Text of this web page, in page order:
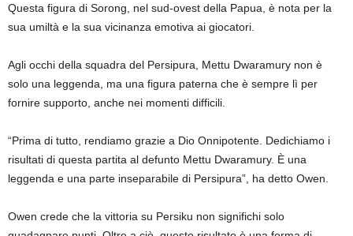
Questa figura di Sorong, nel sud-ovest della Papua, è nota per la
sua umiltà e la sua vicinanza emotiva ai giocatori.
Agli occhi della squadra del Persipura, Mettu Dwaramury non è
solo una leggenda, ma una figura paterna che è sempre lì per
fornire supporto, anche nei momenti difficili.
“Prima di tutto, rendiamo grazie a Dio Onnipotente. Dedichiamo i
risultati di questa partita al defunto Mettu Dwaramury. È una
leggenda e una parte inseparabile di Persipura”, ha detto Owen.
Owen crede che la vittoria su Persiku non significhi solo